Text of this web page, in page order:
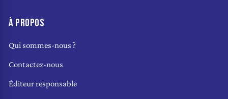
À PROPOS
Qui sommes-nous ?
Contactez-nous
Éditeur responsable